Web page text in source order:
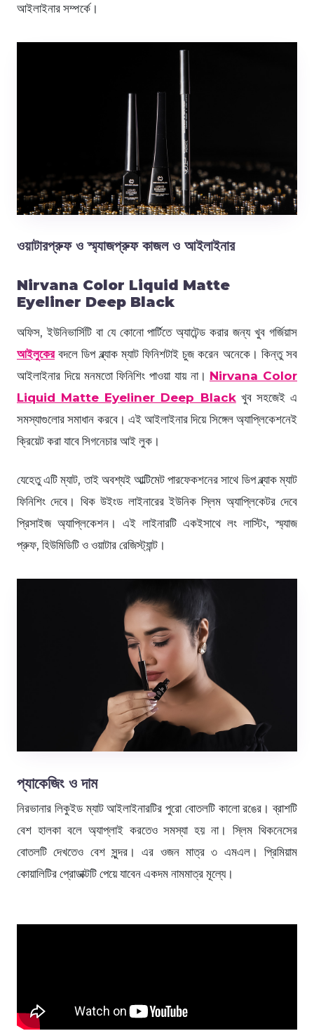
আইলাইনার সম্পর্কে।
ওয়াটারপ্রুফ ও স্ম্যাজপ্রুফ কাজল ও আইলাইনার
Nirvana Color Liquid Matte
Eyeliner Deep Black
অফিস, ইউনিভার্সিটি বা যে কোনো পার্টিতে অ্যাটেন্ড করার জন্য খুব গর্জিয়াস
আইলুকেরবদলে ডিপ ব্ল্যাক ম্যাট ফিনিশটাই চুজ করেন অনেকে। কিন্তু সব
আইলাইনার দিয়ে মনমতো ফিনিশিং পাওয়া যায় না। Nirvana Color
Liquid Matte Eyeliner Deep Blackখুব সহজেই এ
সমস্যাগুলোর সমাধান করবে। এই আইলাইনার দিয়ে সিঙ্গেল অ্যাপ্লিকেশনেই
ক্রিয়েট করা যাবে সিগনেচার আই লুক।
যেহেতু এটি ম্যাট, তাই অবশ্যই আল্টিমেট পারফেকশনের সাথে ডিপ ব্ল্যাক ম্যাট
ফিনিশিং দেবে। থিক উইংড লাইনারের ইউনিক স্লিম অ্যাপ্লিকেটর দেবে
প্রিসাইজ অ্যাপ্লিকেশন। এই লাইনারটি একইসাথে লং লাস্টিং, স্ম্যাজ
প্রুফ, হিউমিডিটি ও ওয়াটার রেজিস্ট্যান্ট।
প্যাকেজিং ও দাম
নিরভানার লিকুইড ম্যাট আইলাইনারটির পুরো বোতলটি কালো রঙের। ব্রাশটি
বেশ হালকা বলে অ্যাপ্লাই করতেও সমস্যা হয় না। স্লিম থিকনেসের
বোতলটি দেখতেও বেশ সুন্দর। এর ওজন মাত্র ৩ এমএল। প্রিমিয়াম
কোয়ালিটির প্রোডাক্টটি পেয়ে যাবেন একদম নামমাত্র মূল্যে।